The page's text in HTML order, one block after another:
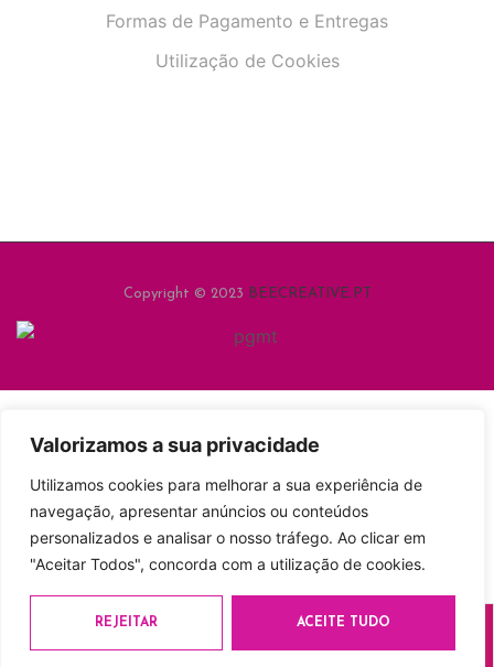
Valorizamos a sua privacidade
Utilizamos cookies para melhorar a sua experiência de
navegação, apresentar anúncios ou conteúdos
personalizados e analisar o nosso tráfego. Ao clicar em
"Aceitar Todos", concorda com a utilização de cookies.
REJEITAR ACEITE TUDO
Loja Conta Pesquisar Desejos
Formas de Pagamento e Entregas
Utilização de Cookies
Copyright © 2023 BEECREATIVE.PT
Esteve a consultar:Pinça Depilatória Inox Anatómica
2.77€
fechar